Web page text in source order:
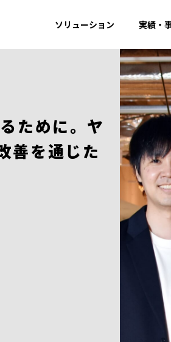
ソリューション 実績・
ために。ヤ
善を通じた